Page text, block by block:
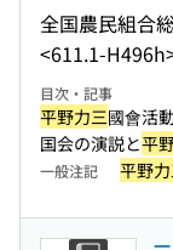
全国農民組合
<611.1-
目次・記事
平野力三國會活
国会の演説と平
一般注記 平野